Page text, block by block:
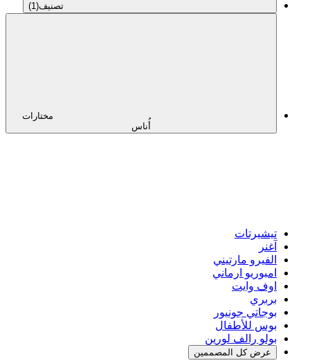
تصنيف(1)
مختارات
أُناس
تيشيرتات
آغنر
الفيرو مارتيني
امبوريو ارماني
اوف وايت
بربري
بوجاتي جونيور
بوس للأطفال
بولو رالف لورين
عرض كل المصممين